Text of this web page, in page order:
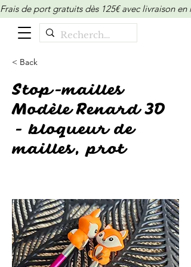
Frais de port gratuits dès 125€ avec livraison
< Back
Stop-mailles
Modèle Renard 3D
- bloqueur de
mailles, prot